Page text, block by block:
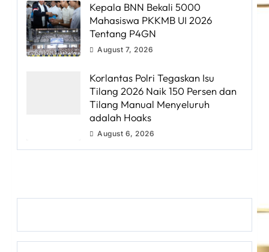
Kepala BNN Bekali 5000
Mahasiswa PKKMB UI 2026
Tentang P4GN
August 7, 2026
Korlantas Polri Tegaskan Isu
Tilang 2026 Naik 150 Persen dan
Tilang Manual Menyeluruh
adalah Hoaks
August 6, 2026